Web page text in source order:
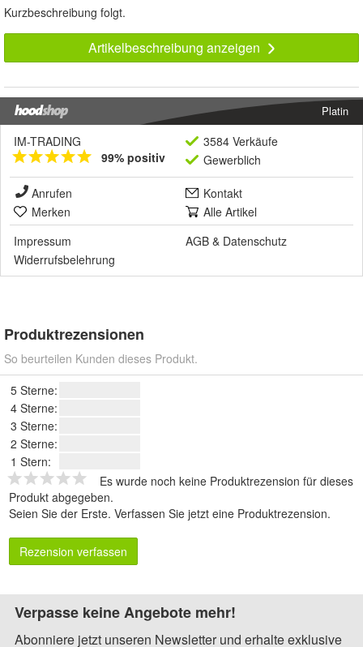
Kurzbeschreibung folgt.
Artikelbeschreibung anzeigen
Platin
IM-TRADING
99% positiv
3584 Verkäufe
Gewerblich
Anrufen
Kontakt
Merken
Alle Artikel
Impressum
AGB & Datenschutz
Widerrufsbelehrung
Produktrezensionen
So beurteilen Kunden dieses Produkt.
5 Sterne:
4 Sterne:
3 Sterne:
2 Sterne:
1 Stern:
Es wurde noch keine Produktrezension für dieses
Produkt abgegeben.
Seien Sie der Erste. Verfassen Sie jetzt eine Produktrezension.
Rezension verfassen
Verpasse keine Angebote mehr!
Abonniere jetzt unseren Newsletter und erhalte exklusive